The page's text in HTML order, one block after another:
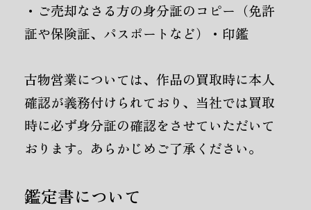
・ご売却なさる方の身分証のコピー（免許
証や保険証、パスポートなど）・印鑑
古物営業については、作品の買取時に本人
確認が義務付けられており、当社では買取
時に必ず身分証の確認をさせていただいて
おります。あらかじめご了承ください。
鑑定書について